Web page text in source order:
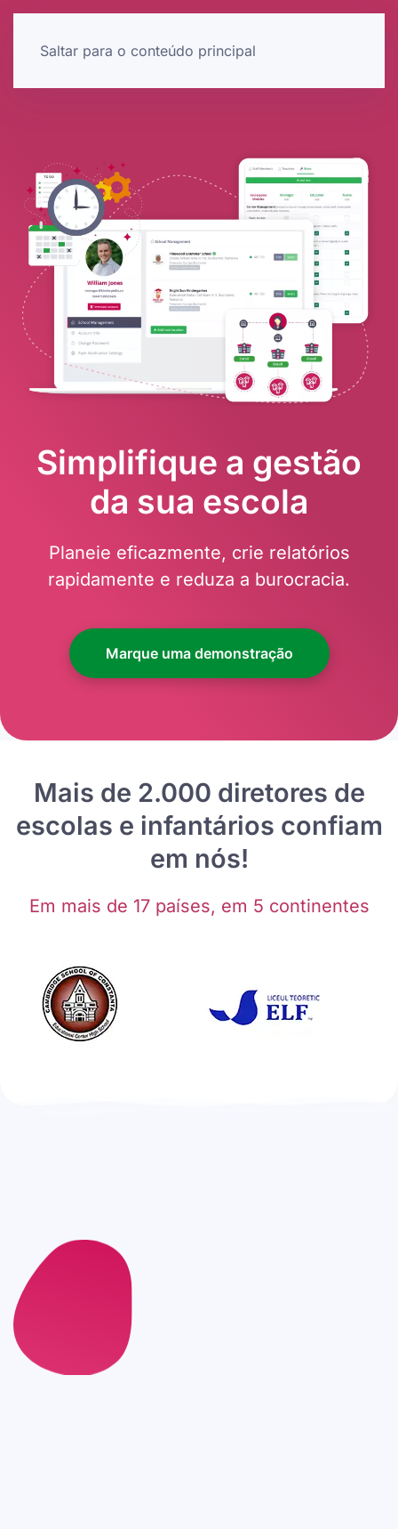
Saltar para o conteúdo principal
Simplifique a gestão
da sua escola
Planeie eficazmente, crie relatórios
rapidamente e reduza a burocracia.
Marque uma demonstração
Mais de 2.000 diretores de
escolas e infantários confiam
em nós!
Em mais de 17 países, em 5 continentes